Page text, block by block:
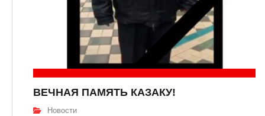
ВЕЧНАЯ ПАМЯТЬ КАЗАКУ!
Новости